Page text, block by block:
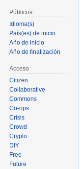
Públicos
Idioma(s)
País(es) de inicio
Año de inicio
Año de finalización
Acceso
Citizen
Collaborative
Commons
Co-ops
Crisis
Crowd
Crypto
DIY
Free
Future